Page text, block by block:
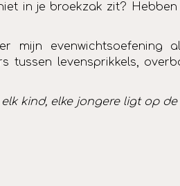
in je broekzak zit? Hebben
evenwichtsoefening
tussen levensprikkels,
kind, elke jongere ligt op de